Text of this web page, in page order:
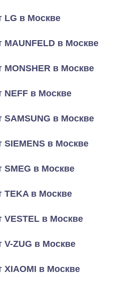
LG в Москве
MAUNFELD в Москве
MONSHER в Москве
NEFF в Москве
SAMSUNG в Москве
SIEMENS в Москве
SMEG в Москве
TEKA в Москве
VESTEL в Москве
V-ZUG в Москве
XIAOMI в Москве